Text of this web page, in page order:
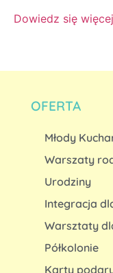
Dowiedz się więcej
OFERTA
Młody
Warszaty
Urodziny
Integracja
Warsztaty
Półkolonie
Karty